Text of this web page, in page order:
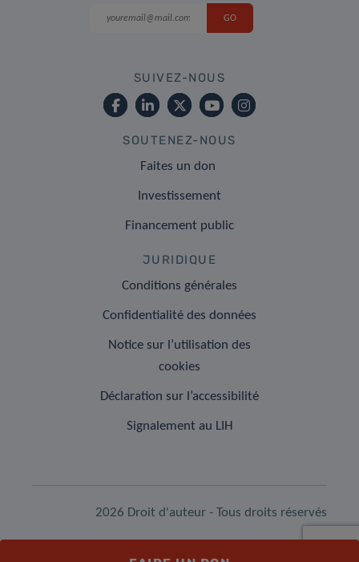
SUIVEZ-NOUS
SOUTENEZ-NOUS
Faites un don
Investissement
Financement public
JURIDIQUE
Conditions générales
Confidentialité des données
Notice sur l’utilisation des
cookies
Déclaration sur l’accessibilité
Signalement au LIH
2026 Droit d'auteur - Tous droits réservés